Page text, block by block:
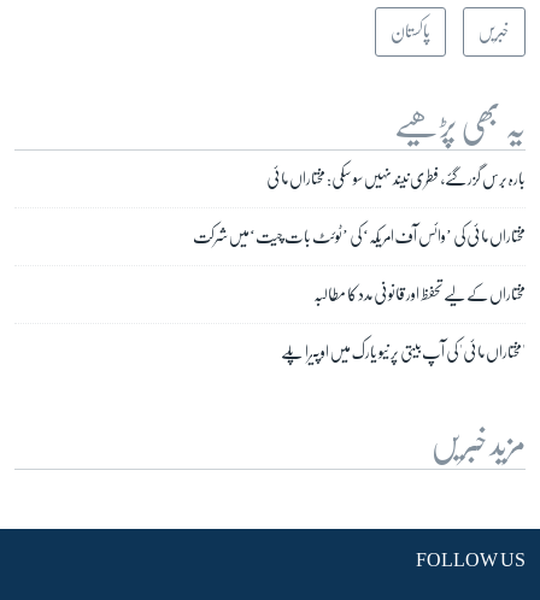
خبریں پاکستان
یہ بھی پڑھیے
بارہ برس گزر گئے، فطری نیند نہیں سو سکی: مختاراں مائی
مختاراں مائی کی ’وائس آف امریکہ‘ کی ’ٹوئٹ بات چیت‘میں شرکت
مختاراں کے لیے تحفظ اور قانونی مدد کا مطالبہ
'مختاراں مائی' کی آپ بیتی پر نیو یارک میں اوپیرا پلے
مزید خبریں
FOLLOW US